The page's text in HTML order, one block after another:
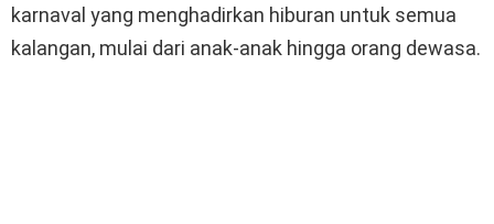
karnaval yang menghadirkan hiburan untuk semua
kalangan, mulai dari anak-anak hingga orang dewasa.